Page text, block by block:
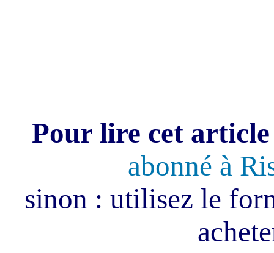
Pour lire cet
abonné à
sinon : utilisez le